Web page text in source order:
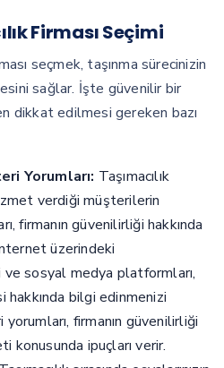
Firması Seçimi
seçmek, taşınma sürecinizin
sağlar. İşte güvenilir bir
dikkat edilmesi gereken bazı
Yorumları: Taşımacılık
verdiği müşterilerin
firmanın güvenilirliği hakkında
üzerindeki
sosyal medya platformları,
hakkında bilgi edinmenizi
firmanın güvenilirliği
konusunda ipuçları verir.